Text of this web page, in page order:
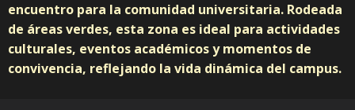
encuentro para la comunidad universitaria. Rodeada
de áreas verdes, esta zona es ideal para actividades
culturales, eventos académicos y momentos de
convivencia, reflejando la vida dinámica del campus.